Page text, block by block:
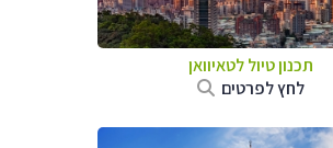
תכנון טיוללטאיוואן
לחץ לפרטים